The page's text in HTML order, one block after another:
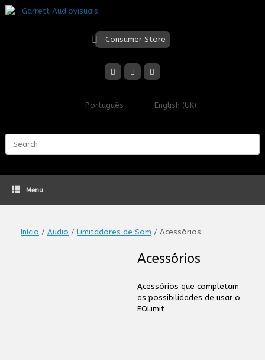
Skip
to
Consumer Store
Português English (UK)
Menu
Início / Audio / Limitadores de Som / Acessórios
Acessórios
Acessórios que completam
as possibilidades de usar o
EQLimit